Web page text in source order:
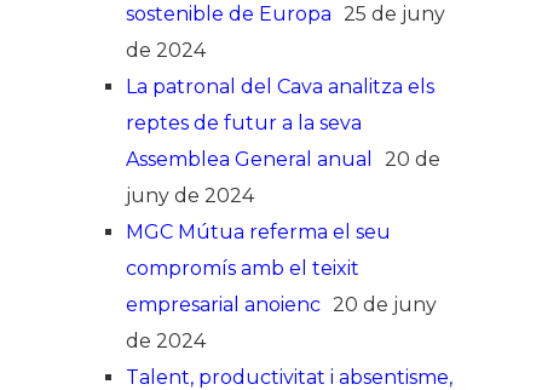
sostenible de Europa 25 de juny
de 2024
La patronal del Cava analitza els
reptes de futur a la seva
Assemblea General anual
20 de
juny de 2024
MGC Mútua referma el seu
compromís amb el teixit
empresarial anoienc 20 de juny
de 2024
Talent, productivitat i absentisme,